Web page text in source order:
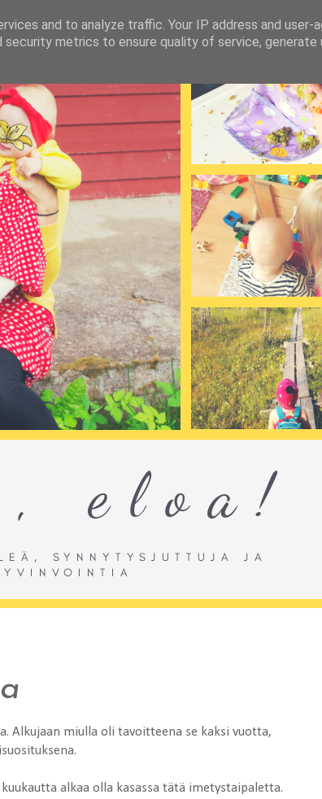
Alkujaan miulla oli tavoitteena se kaksi vuotta,
alkaa olla kasassa tätä imetystaipaletta.
and to analyze traffic. Your IP address and user-
metrics to ensure quality of service, generate